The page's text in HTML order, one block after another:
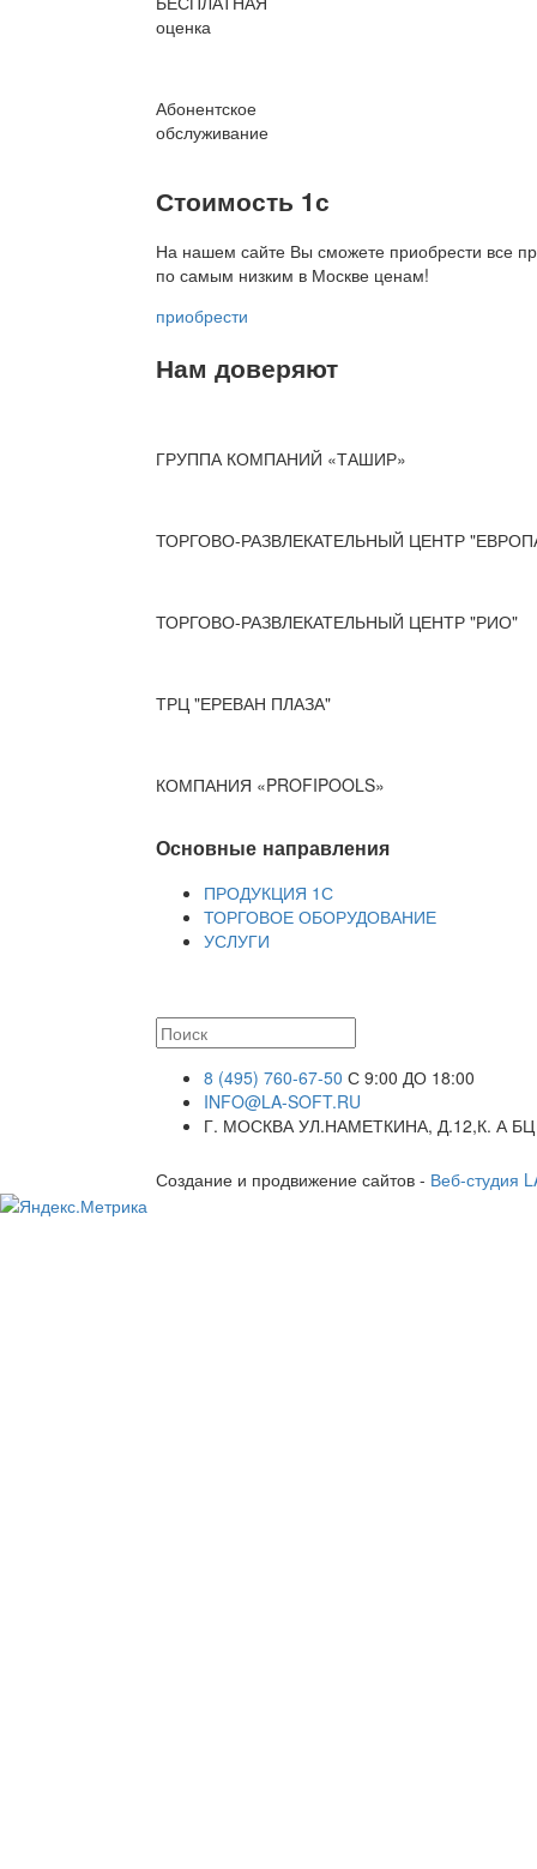
оценка
Абонентское
обслуживание
Стоимость 1с
На нашем сайте Вы сможете приобрести все
по самым низким в Москве ценам!
приобрести
Нам доверяют
ГРУППА КОМПАНИЙ «ТАШИР»
ТОРГОВО-РАЗВЛЕКАТЕЛЬНЫЙ ЦЕНТР
ТОРГОВО-РАЗВЛЕКАТЕЛЬНЫЙ ЦЕНТР "РИО"
ТРЦ "ЕРЕВАН ПЛАЗА"
КОМПАНИЯ «PROFIPOOLS»
Основные направления
ПРОДУКЦИЯ 1С
ТОРГОВОЕ ОБОРУДОВАНИЕ
УСЛУГИ
8 (495) 760-67-50 С 9:00 ДО 18:00
INFO@LA-SOFT.RU
Г. МОСКВА УЛ.НАМЕТКИНА, Д.12,К. А
Создание и продвижение сайтов - Веб-студия